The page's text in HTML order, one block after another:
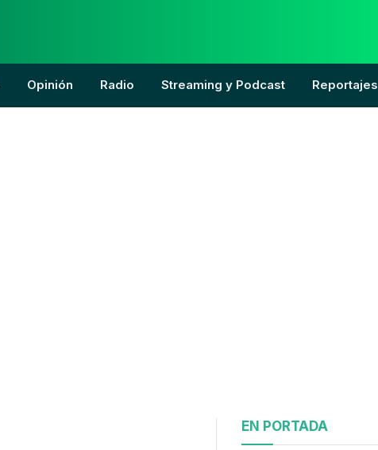
Opinión Radio Streaming y Podcast Reportajes
EN PORTADA